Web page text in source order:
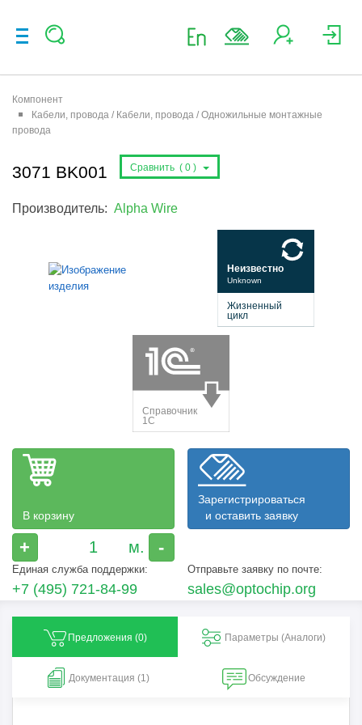
Компонент
Кабели, провода / Кабели, провода / Одножильные монтажные
провода
3071 BK001 Сравнить ( 0 )
Производитель: Alpha Wire
В корзину
+ -
Зарегистрироваться
и оставить заявку
Единая служба поддержки:
+7 (495) 721-84-99
Отправьте заявку по почте:
sales@optochip.org
Предложения (0) Параметры (Aналоги)
Документация (1) Обсуждение